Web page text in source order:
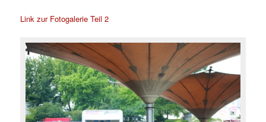
Link zur Fotogalerie Teil 2